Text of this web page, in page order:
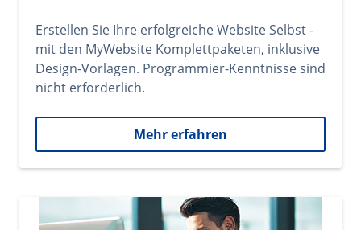
Erstellen Sie Ihre erfolgreiche Website Selbst -
mit den MyWebsite Komplettpaketen, inklusive
Design-Vorlagen. Programmier-Kenntnisse sind
nicht erforderlich.
Mehr erfahren